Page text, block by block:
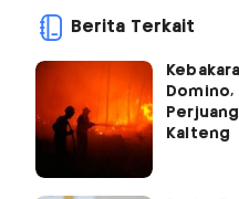
Berita Terkait
Kalteng